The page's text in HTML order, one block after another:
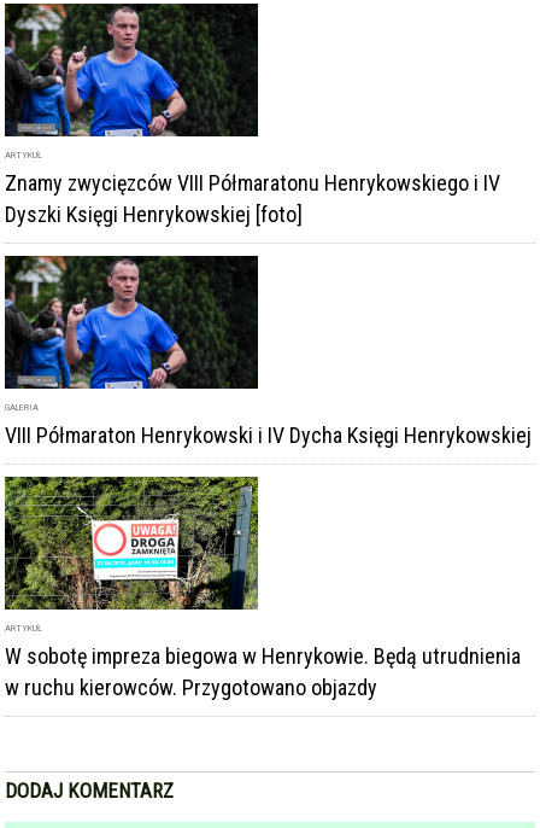
ARTYKUŁ
Znamy zwycięzców VIII Półmaratonu Henrykowskiego i IV
Dyszki Księgi Henrykowskiej [foto]
GALERIA
VIII Półmaraton Henrykowski i IV Dycha Księgi Henrykowskiej
ARTYKUŁ
W sobotę impreza biegowa w Henrykowie. Będą utrudnienia
w ruchu kierowców. Przygotowano objazdy
DODAJ KOMENTARZ